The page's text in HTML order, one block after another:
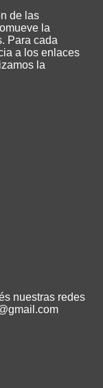
nuestras redes
de las
la
Para cada
a los enlaces
la